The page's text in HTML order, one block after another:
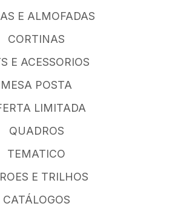
E ALMOFADAS
CORTINAS
E ACESSORIOS
MESA POSTA
LIMITADA
QUADROS
TEMATICO
E TRILHOS
CATÁLOGOS